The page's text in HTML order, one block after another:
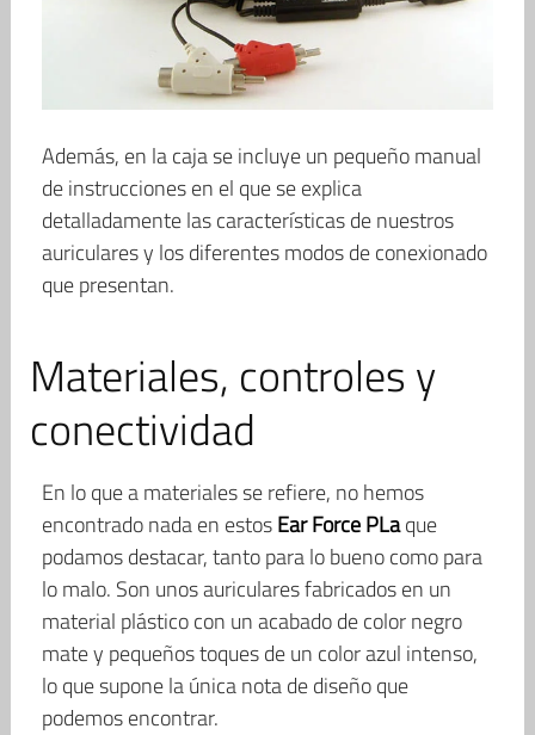
Además, en la caja se incluye un pequeño manual
de instrucciones en el que se explica
detalladamente las características de nuestros
auriculares y los diferentes modos de conexionado
que presentan.
Materiales, controles y
conectividad
En lo que a materiales se refiere, no hemos
encontrado nada en estosEar Force PLaque
podamos destacar, tanto para lo bueno como para
lo malo. Son unos auriculares fabricados en un
material plástico con un acabado de color negro
mate y pequeños toques de un color azul intenso,
lo que supone la única nota de diseño que
podemos encontrar.